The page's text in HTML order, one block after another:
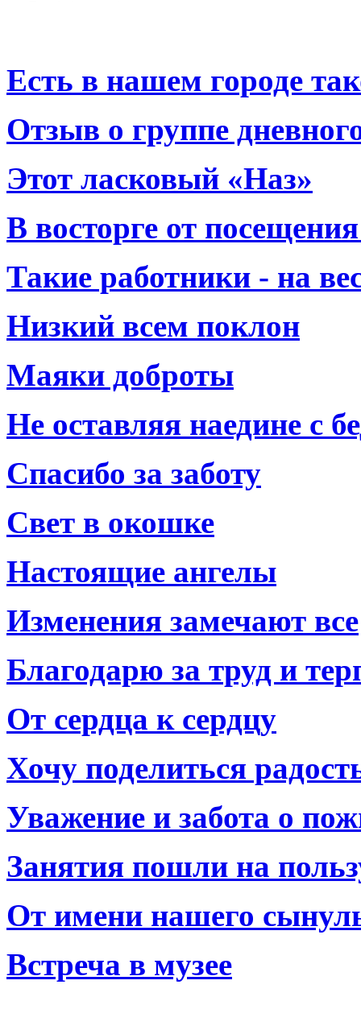
Есть в нашем городе
Отзыв о группе
Этот ласковый «Наз»
В восторге от
Такие работники - на
Низкий всем поклон
Маяки доброты
Не оставляя наедине с
Спасибо за заботу
Свет в окошке
Настоящие ангелы
Изменения замечают все
Благодарю за труд и
От сердца к сердцу
Хочу поделиться
Уважение и забота о
Занятия пошли на
От имени нашего
Встреча в музее